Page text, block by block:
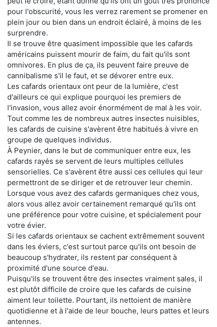
pour l'obscurité, vous les verrez rarement se promener en
plein jour ou bien dans un endroit éclairé, à moins de les
surprendre.
Il se trouve être quasiment impossible que les cafards
américains puissent mourir de faim, du fait qu'ils sont
omnivores. En plus de ça, ils peuvent faire preuve de
cannibalisme s'il le faut, et se dévorer entre eux.
Les cafards orientaux ont peur de la lumière, c'est
d'ailleurs ce qui explique pourquoi les premiers de
l'invasion, vous allez avoir énormément de mal à les voir.
Tout comme les de nombreux autres insectes nuisibles,
les cafards de cuisine s'avèrent être habitués à vivre en
groupe de quelques individus.
À Peynier, dans le but de communiquer entre eux, les
cafards rayés se servent de leurs multiples cellules
sensorielles. Ce s'avèrent être aussi ces cellules qui leur
permettront de se diriger et de retrouver leur chemin.
Lorsque vous avez des cafards germaniques chez vous,
alors vous allez avoir certainement remarqué qu'ils ont
une préférence pour votre cuisine, et spécialement pour
votre évier.
Si les cafards orientaux se cachent extrêmement souvent
dans les éviers, c'est surtout parce qu'ils ont besoin de
beaucoup s'hydrater, ils restent par conséquent à
proximité d'une source d'eau.
Puisqu'ils se trouvent être des insectes vraiment sales, il
est plutôt difficile de croire que les cafards de cuisine
aiment leur toilette. Pourtant, ils nettoient de manière
quotidienne et à l'aide de leur bouche, leurs pattes et leurs
antennes.